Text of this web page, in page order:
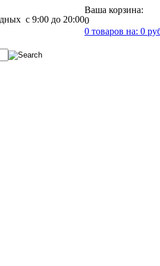
с 9:00 до 20:00
Ваша корзина:
0
0 товаров на: 0